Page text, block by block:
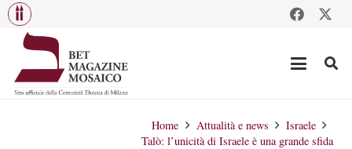
Home Attualità e news
Israele
Talò: l’unicità di Israele è una grande sfida